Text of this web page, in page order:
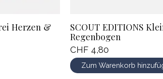
Herzen &
SCOUT EDITIONS
Regenbogen
CHF 4,80
Zum Warenkorb